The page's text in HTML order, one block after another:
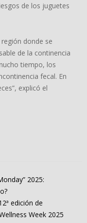
de los juguetes
donde se
de la continencia
tiempo, los
fecal. En
explicó el
2025:
edición de
Week 2025